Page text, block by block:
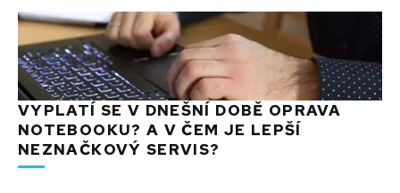
VYPLATÍ SE V DNEŠNÍ DOBĚ OPRAVA
NOTEBOOKU? A V ČEM JE LEPŠÍ
NEZNAČKOVÝ SERVIS?